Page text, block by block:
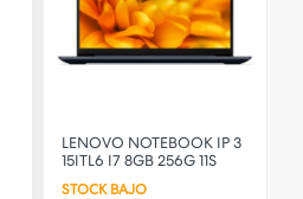
LENOVO NOTEBOOK IP 3
15ITL6 I7 8GB 256G 11S
STOCK BAJO